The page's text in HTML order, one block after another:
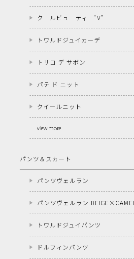
クールビューティー"V"
トワルドジュイカーデ
トリコ デ サボン
パテ ド ニット
クイールニット
view more
パンツ＆スカート
パンツヴェルラン
パンツヴェルラン BEIGE×CAMEL
トワルドジュイパンツ
ドルフィンパンツ